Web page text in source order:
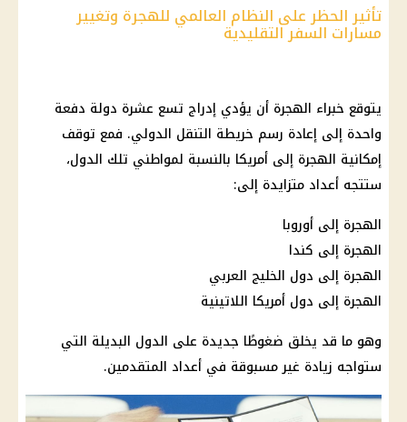
تأثير الحظر على النظام العالمي للهجرة وتغيير
مسارات السفر التقليدية
يتوقع خبراء الهجرة أن يؤدي إدراج تسع عشرة دولة دفعة
واحدة إلى إعادة رسم خريطة التنقل الدولي. فمع توقف
إمكانية الهجرة إلى أمريكا بالنسبة لمواطني تلك الدول،
ستتجه أعداد متزايدة إلى:
الهجرة إلى أوروبا
الهجرة إلى كندا
الهجرة إلى دول الخليج العربي
الهجرة إلى دول أمريكا اللاتينية
وهو ما قد يخلق ضغوطًا جديدة على الدول البديلة التي
ستواجه زيادة غير مسبوقة في أعداد المتقدمين.